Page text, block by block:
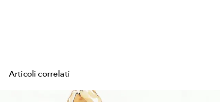
Articoli correlati